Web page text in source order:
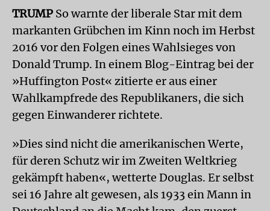
TRUMP So warnte der liberale Star mit dem
markanten Grübchen im Kinn noch im Herbst
2016 vor den Folgen eines Wahlsieges von
Donald Trump. In einem Blog-Eintrag bei der
»Huffington Post« zitierte er aus einer
Wahlkampfrede des Republikaners, die sich
gegen Einwanderer richtete.
»Dies sind nicht die amerikanischen Werte,
für deren Schutz wir im Zweiten Weltkrieg
gekämpft haben«, wetterte Douglas. Er selbst
sei 16 Jahre alt gewesen, als 1933 ein Mann in